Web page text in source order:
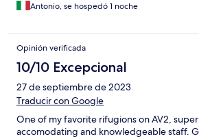
Antonio, se hospedó 1 noche
Opinión verificada
10/10 Excepcional
27 de septiembre de 2023
Traducir con Google
One of my favorite rifugions on AV2,
accomodating and knowledgeable staff.